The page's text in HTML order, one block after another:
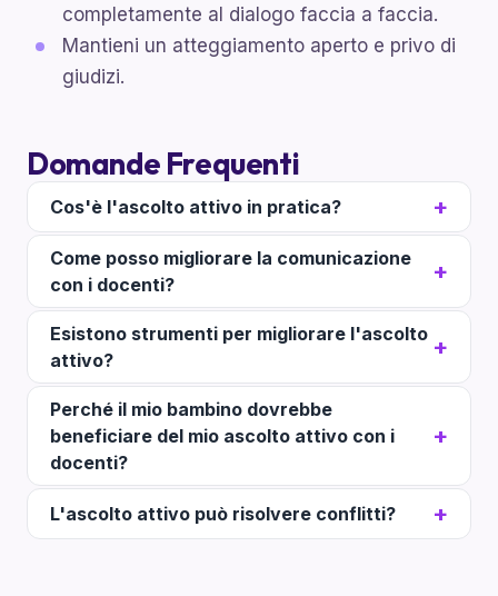
completamente al dialogo faccia a faccia.
Mantieni un atteggiamento aperto e privo di
giudizi.
Domande Frequenti
Cos'è l'ascolto attivo in pratica?
Come posso migliorare la comunicazione
con i docenti?
Esistono strumenti per migliorare l'ascolto
attivo?
Perché il mio bambino dovrebbe
beneficiare del mio ascolto attivo con i
docenti?
L'ascolto attivo può risolvere conflitti?